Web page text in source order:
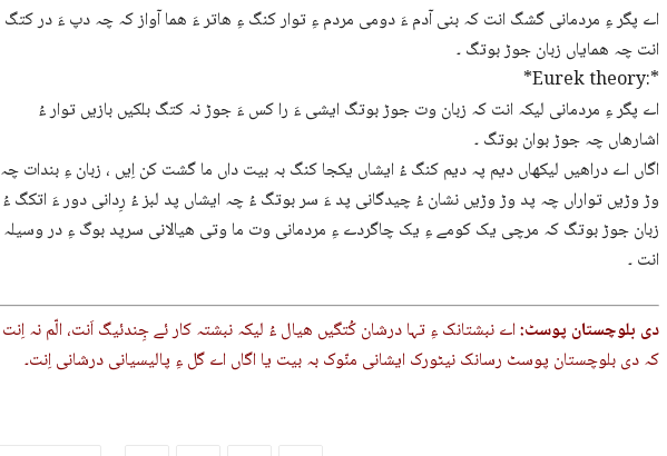
اے پگر ءِ مردمانی گشگ انت کہ بنی آدم ءَ دومی مردم ءِ توار کنگ ءِ ھاتر ءَ ھما آواز کہ چہ دپ ءَ در کتگ
انت چہ ھمایاں زبان جوڑ بوتگ ۔
*Eurek theory:*
اے پگر ءِ مردمانی لیکہ انت کہ زبان وت جوڑ بوتگ ایشی ءَ را کس ءَ جوڑ نہ کتگ بلکیں بازیں توار ءُ
اشارھاں چہ جوڑ بوان بوتگ ۔
اگاں اے دراھیں لیکھاں دیم پہ دیم کنگ ءُ ایشاں یکجا کنگ بہ بیت داں ما گشت کن اِیں ، زبان ءِ بندات چہ
وڑ وڑیں تواراں چہ پد وڑ وڑیں نشان ءُ چیدگانی پد ءَ سر بوتگ ءُ چہ ایشاں پد لبز ءُ رِدانی دور ءَ اتکگ ءُ
زبان جوڑ بوتگ کہ مرچی یک کومے ءِ یک چاگردے ءِ مردمانی وت ما وتی ھیالانی سرپد بوگ ءِ در وسیلہ
انت ۔
دی بلوچستان پوسٹ:اے نبشتانک ءِ تہا درشان کُتگیں ھیال ءُ لیکہ نبشتہ کار ئے جِندئیگ اَنت، الّم نہ اِنت
کہ دی بلوچستان پوسٹ رسانک نیٹورک ایشانی منّوک بہ بیت یا اگاں اے گل ءِ پالیسیانی درشانی اِنت۔